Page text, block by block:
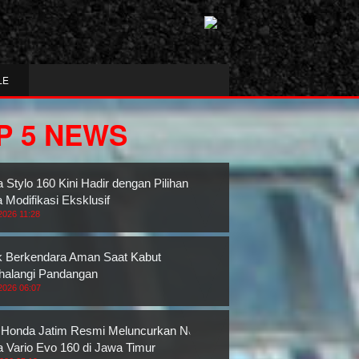
5 NEWS
Stylo 160 Kini Hadir dengan Pilihan
Modifikasi Eksklusif
11:28
Berkendara Aman Saat Kabut
Pandangan
06:07
Jatim Resmi Meluncurkan New
Vario Evo 160 di Jawa Timur